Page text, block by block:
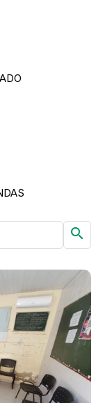
search